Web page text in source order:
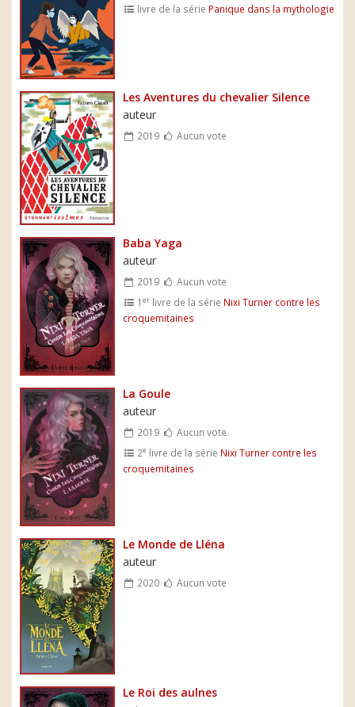
livre de la série Panique dans la mythologie
Les Aventures du chevalier Silence
auteur
2019 Aucun vote
Baba Yaga
auteur
2019
Aucun vote
1er livre de la série Nixi Turner contre les
croquemitaines
La Goule
auteur
2019
Aucun vote
2e livre de la série Nixi Turner contre les
croquemitaines
Le Monde de Lléna
auteur
2020 Aucun vote
Le Roi des aulnes